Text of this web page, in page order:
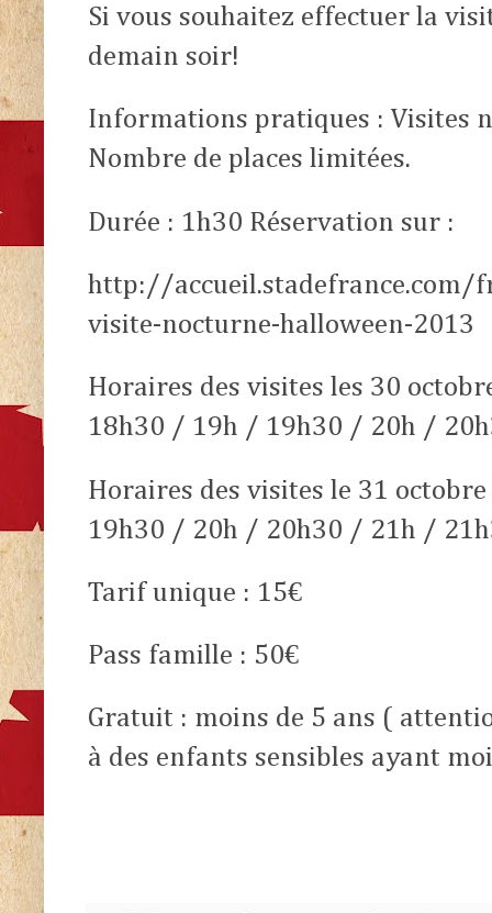
Si vous souhaitez effectuer la
demain soir!
Informations pratiques : Visites
Nombre de places limitées.
Durée : 1h30 Réservation sur :
http://
visite-nocturne-halloween-2013
Horaires des visites les 30
18h30 / 19h / 19h30 / 20h /
Horaires des visites le 31
19h30 / 20h / 20h30 / 21h /
Tarif unique : 15€
Pass famille : 50€
Gratuit : moins de 5 ans (
à des enfants sensibles ayant